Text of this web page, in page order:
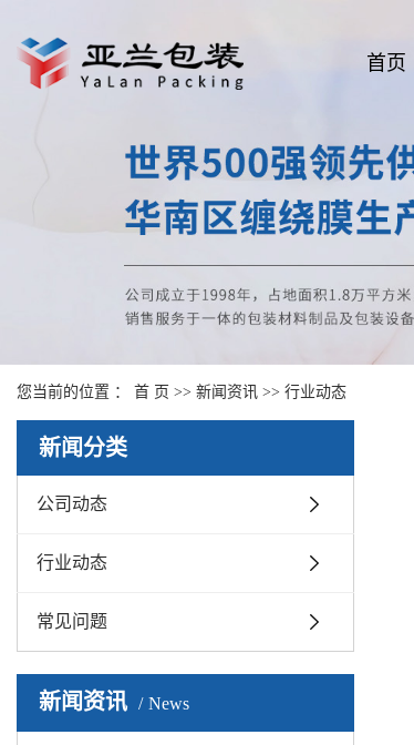
首页
您当前的位置 ： 首 页 >> 新闻资讯 >> 行业动态
新闻分类
公司动态
行业动态
常见问题
新闻资讯 News